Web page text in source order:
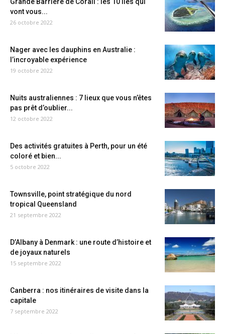
vont vous...
26 octobre 2022
Nager avec les dauphins en Australie :
l’incroyable expérience
19 octobre 2022
Nuits australiennes : 7 lieux que vous n’êtes
pas prêt d’oublier...
12 octobre 2022
Des activités gratuites à Perth, pour un été
coloré et bien...
5 octobre 2022
Townsville, point stratégique du nord
tropical Queensland
21 septembre 2022
D’Albany à Denmark : une route d’histoire et
de joyaux naturels
15 septembre 2022
Canberra : nos itinéraires de visite dans la
capitale
7 septembre 2022